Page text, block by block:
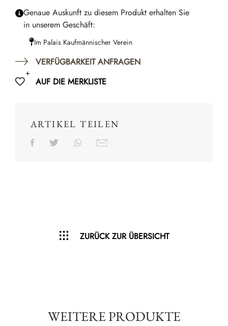
Genaue Auskunft zu diesem Produkt erhalten Sie
in unserem Geschäft:
Im Palais Kaufmännischer Verein
VERFÜGBARKEIT ANFRAGEN
AUF DIE MERKLISTE
ARTIKEL TEILEN
ZURÜCK ZUR ÜBERSICHT
WEITERE PRODUKTE